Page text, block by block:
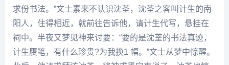
求份书法。”文士素来不认识沈荃，沈荃之客叫计生的南
阳人，住得相近，就前往告诉他，请计生代写，悬挂在
祠中。半夜又梦见神来讨要：“要的是沈荃的书法真迹，
计生赝笔，有什么珍贵?为我换1 幅。”文士从梦中惊醒。